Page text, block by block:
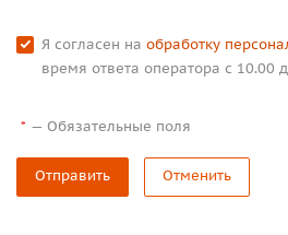
Я согласен на обработку
время ответа оператора с 10.00
* — Обязательные поля
Отправить Отменить